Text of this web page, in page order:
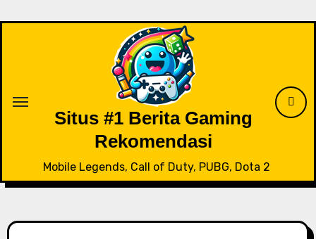
Situs #1 Berita Gaming
Rekomendasi
Mobile Legends, Call of Duty, PUBG, Dota 2